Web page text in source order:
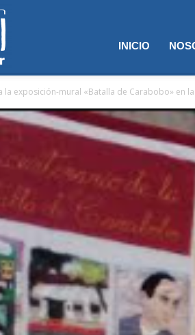
Librerías
Sur
INICIO
la exposición-mural «Batalla de Carabobo» en